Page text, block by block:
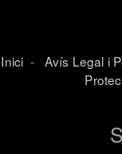
Inici - Avís Legal i